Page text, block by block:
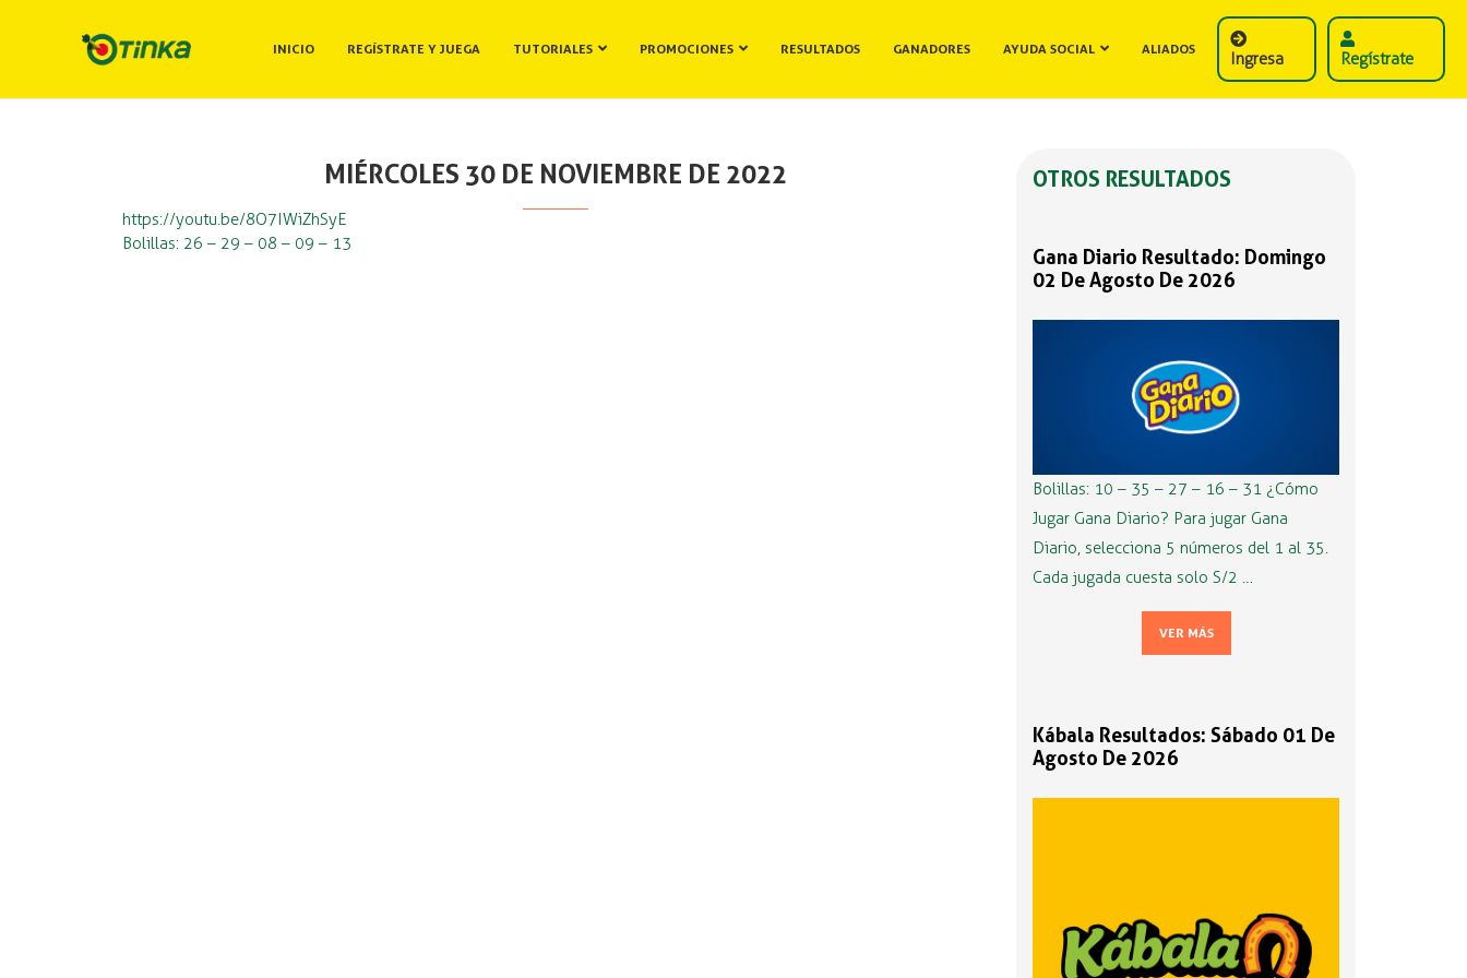
INICIO REGÍSTRATE Y JUEGA TUTORIALES PROMOCIONES RESULTADOS GANADORES AYUDA SOCIAL ALIADOS Ingresa Regístrate
MIÉRCOLES 30 DE NOVIEMBRE DE 2022
https://youtu.be/8O7IWiZhSyE
Bolillas: 26 – 29 – 08 – 09 – 13
OTROS RESULTADOS
Gana Diario Resultado: Domingo
02 De Agosto De 2026
Bolillas: 10 – 35 – 27 – 16 – 31 ¿Cómo
Jugar Gana Diario? Para jugar Gana
Diario, selecciona 5 números del 1 al 35.
Cada jugada cuesta solo S/2 …
VER MÁS
Kábala Resultados: Sábado 01 De
Agosto De 2026